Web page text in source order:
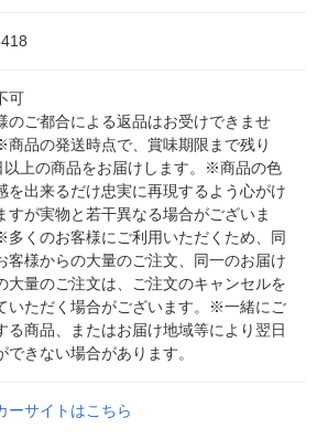
可
のご都合による返品はお受けできませ
品の発送時点で、賞味期限まで残り
以上の商品をお届けします。※商品の色
を出来るだけ忠実に再現するよう心がけ
すが実物と若干異なる場合がございま
くのお客様にご利用いただくため、同
客様からの大量のご注文、同一のお届け
大量のご注文は、ご注文のキャンセルを
いただく場合がございます。※一緒にご
る商品、またはお届け地域等により翌日
できない場合があります。
ーサイトはこちら